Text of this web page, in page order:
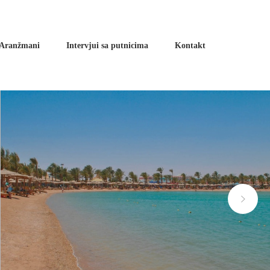
Aranžmani Intervjui sa putnicima Kontakt